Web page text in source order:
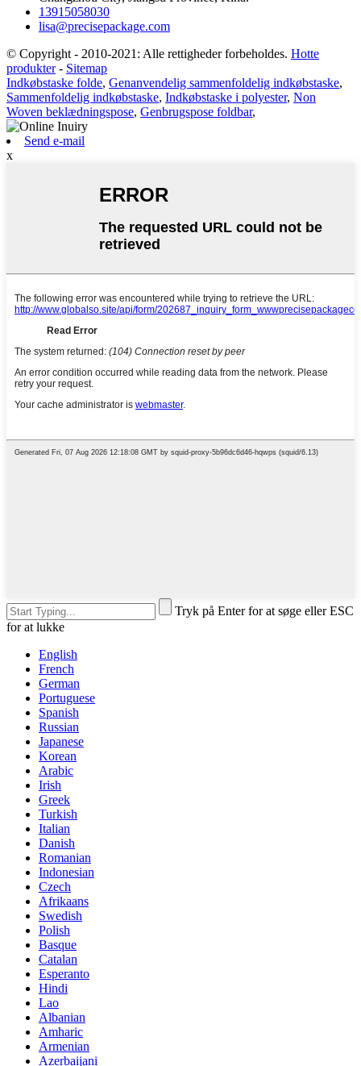
13915058030
lisa@precisepackage.com
© Copyright - 2010-2021: Alle rettigheder forbeholdes. Hotte
produkter- Sitemap
Indkøbstaske folde, Genanvendelig sammenfoldelig indkøbstaske,
Sammenfoldelig indkøbstaske, Indkøbstaske i polyester, Non
Woven beklædningspose, Genbrugspose foldbar,
Send e-mail
x
Tryk på Enter for at søge eller ESC
for at lukke
English
French
German
Portuguese
Spanish
Russian
Japanese
Korean
Arabic
Irish
Greek
Turkish
Italian
Danish
Romanian
Indonesian
Czech
Afrikaans
Swedish
Polish
Basque
Catalan
Esperanto
Hindi
Lao
Albanian
Amharic
Armenian
Azerbaijani